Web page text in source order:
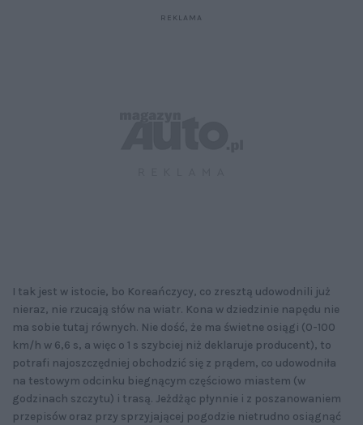
I tak jest w istocie, bo Koreańczycy, co zresztą udowodnili już
nieraz, nie rzucają słów na wiatr. Kona w dziedzinie napędu nie
ma sobie tutaj równych. Nie dość, że ma świetne osiągi (0-100
km/h w 6,6 s, a więc o 1 s szybciej niż deklaruje producent), to
potrafi najoszczędniej obchodzić się z prądem, co udowodniła
na testowym odcinku biegnącym częściowo miastem (w
godzinach szczytu) i trasą. Jeżdżąc płynnie i z poszanowaniem
przepisów oraz przy sprzyjającej pogodzie nietrudno osiągnąć